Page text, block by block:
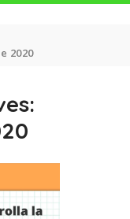
2020